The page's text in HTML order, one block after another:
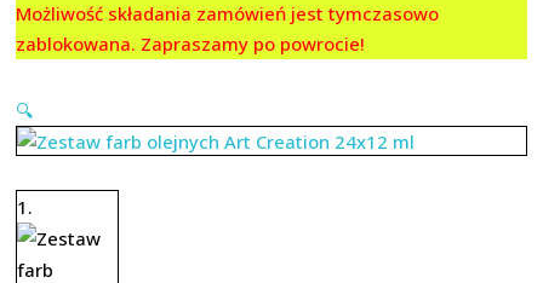
Możliwość składania zamówień jest tymczasowo
zablokowana. Zapraszamy po powrocie!
🔍